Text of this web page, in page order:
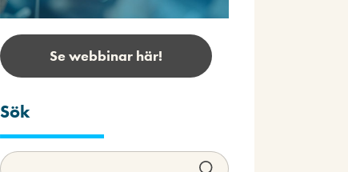
Se webbinar här!
Sök